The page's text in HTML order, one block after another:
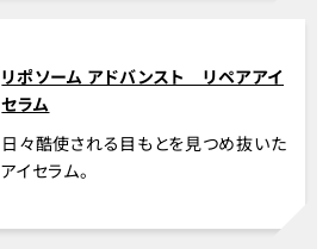
リポソーム アドバンスト リペアアイ
セラム
日々酷使される目もとを見つめ抜いた
アイセラム。